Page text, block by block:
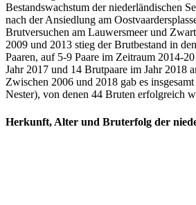
Bestandswachstum der niederländischen
nach der Ansiedlung am
Brutversuchen am Lauwersmeer und
2009 und 2013 stieg der Brutbestand in
Paaren, auf 5-9 Paare im Zeitraum 2014-
Jahr 2017 und 14 Brutpaare im Jahr 2018
Zwischen 2006 und 2018 gab es
Nester), von denen 44 Bruten erfolgreich
Herkunft, Alter und Bruterfolg der